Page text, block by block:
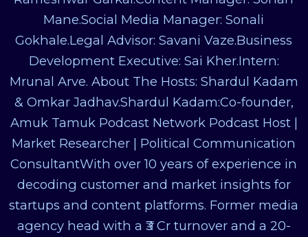
Mane.Social Media Manager: Sonali
Gokhale.Legal Advisor: Savani Vaze.Business
Development Executive: Sai Kher.Intern:
Mrunal Arve. About The Hosts: Shardul Kadam
& Omkar Jadhav.Shardul Kadam:Co-founder,
Amuk Tamuk Podcast Network Podcast Host |
Market Researcher | Political Communication
ConsultantWith over 10 years of experience in
decoding customer and market insights for
startups and content platforms. Former media
agency head with a ₹3 Cr turnover and a 20-